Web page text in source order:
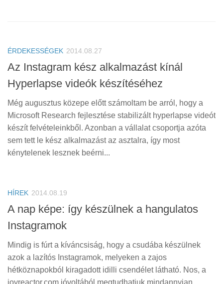
ÉRDEKESSÉGEK 2014.08.27
Az Instagram kész alkalmazást kínál
Hyperlapse videók készítéséhez
Még augusztus közepe előtt számoltam be arról, hogy a
Microsoft Research fejlesztése stabilizált hyperlapse videót
készít felvételeinkből. Azonban a vállalat csoportja azóta
sem tett le kész alkalmazást az asztalra, így most
kénytelenek lesznek beérni...
HÍREK 2014.08.19
A nap képe: így készülnek a hangulatos
Instagramok
Mindig is fúrt a kíváncsiság, hogy a csudába készülnek
azok a lazítós Instagramok, melyeken a zajos
hétköznapokból kiragadott idilli csendélet látható. Nos, a